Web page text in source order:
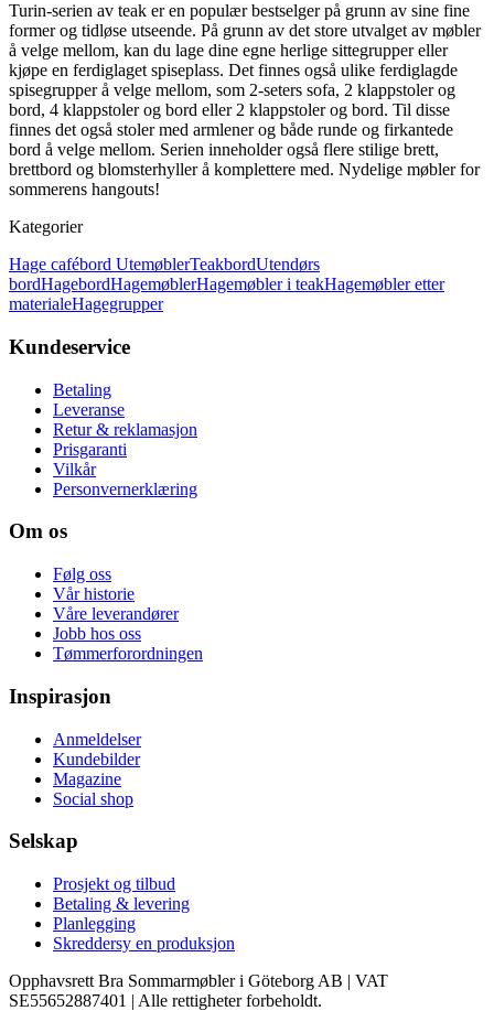
Turin-serien av teak er en populær bestselger på grunn av sine fine
former og tidløse utseende. På grunn av det store utvalget av møbler
å velge mellom, kan du lage dine egne herlige sittegrupper eller
kjøpe en ferdiglaget spiseplass. Det finnes også ulike ferdiglagde
spisegrupper å velge mellom, som 2-seters sofa, 2 klappstoler og
bord, 4 klappstoler og bord eller 2 klappstoler og bord. Til disse
finnes det også stoler med armlener og både runde og firkantede
bord å velge mellom. Serien inneholder også flere stilige brett,
brettbord og blomsterhyller å komplettere med. Nydelige møbler for
sommerens hangouts!
Kategorier
Hage cafébord UtemøblerTeakbordUtendørs
bordHagebordHagemøblerHagemøbler i teakHagemøbler etter
materialeHagegrupper
Kundeservice
Betaling
Leveranse
Retur & reklamasjon
Prisgaranti
Vilkår
Personvernerklæring
Om os
Følg oss
Vår historie
Våre leverandører
Jobb hos oss
Tømmerforordningen
Inspirasjon
Anmeldelser
Kundebilder
Magazine
Social shop
Selskap
Prosjekt og tilbud
Betaling & levering
Planlegging
Skreddersy en produksjon
Opphavsrett Bra Sommarmøbler i Göteborg AB | VAT
SE55652887401 | Alle rettigheter forbeholdt.